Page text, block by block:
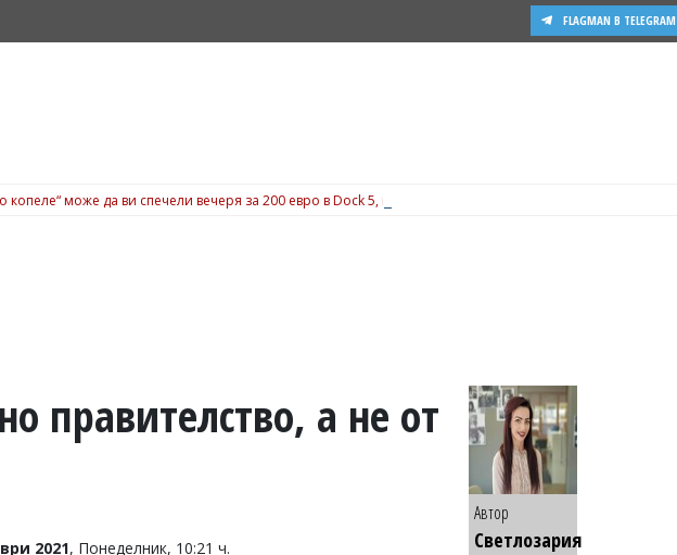
FLAGMAN В TELEGRAM
копеле“ може да ви спечели вечеря за 200 евро в Dock 5, вижте подробности
правителство, а не от
2021, Понеделник, 10:21 ч.
Автор
Светлозария